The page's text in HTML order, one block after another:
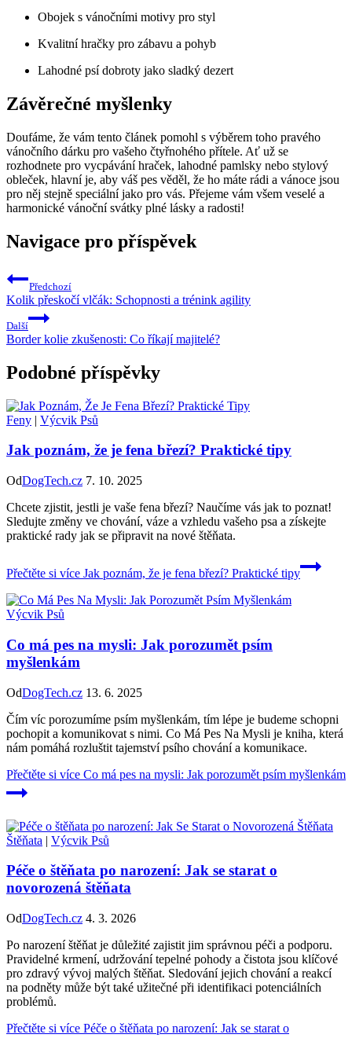
Obojek s vánočními motivy pro styl
Kvalitní hračky pro zábavu a pohyb
Lahodné psí dobroty jako sladký dezert
Závěrečné myšlenky
Doufáme, že vám tento článek pomohl s výběrem toho pravého
vánočního dárku pro vašeho čtyřnohého přítele. Ať už se
rozhodnete pro vycpávání hraček, lahodné pamlsky nebo stylový
obleček, hlavní je, aby váš pes věděl, že ho máte rádi a vánoce jsou
pro něj stejně speciální jako pro vás. Přejeme vám všem veselé a
harmonické vánoční svátky plné lásky a radosti!
Navigace pro příspěvek
Předchozí
Kolik přeskočí vlčák: Schopnosti a trénink agility
Další
Border kolie zkušenosti: Co říkají majitelé?
Podobné příspěvky
Feny | Výcvik Psů
Jak poznám, že je fena březí? Praktické tipy
OdDogTech.cz 7. 10. 2025
Chcete zjistit, jestli je vaše fena březí? Naučíme vás jak to poznat!
Sledujte změny ve chování, váze a vzhledu vašeho psa a získejte
praktické rady jak se připravit na nové štěňata.
Přečtěte si více Jak poznám, že je fena březí? Praktické tipy
Výcvik Psů
Co má pes na mysli: Jak porozumět psím
myšlenkám
OdDogTech.cz 13. 6. 2025
Čím víc porozumíme psím myšlenkám, tím lépe je budeme schopni
pochopit a komunikovat s nimi. Co Má Pes Na Mysli je kniha, která
nám pomáhá rozluštit tajemství psího chování a komunikace.
Přečtěte si více Co má pes na mysli: Jak porozumět psím myšlenkám
Štěňata | Výcvik Psů
Péče o štěňata po narození: Jak se starat o
novorozená štěňata
OdDogTech.cz 4. 3. 2026
Po narození štěňat je důležité zajistit jim správnou péči a podporu.
Pravidelné krmení, udržování tepelné pohody a čistota jsou klíčové
pro zdravý vývoj malých štěňat. Sledování jejich chování a reakcí
na podněty může být také užitečné při identifikaci potenciálních
problémů.
Přečtěte si více Péče o štěňata po narození: Jak se starat o